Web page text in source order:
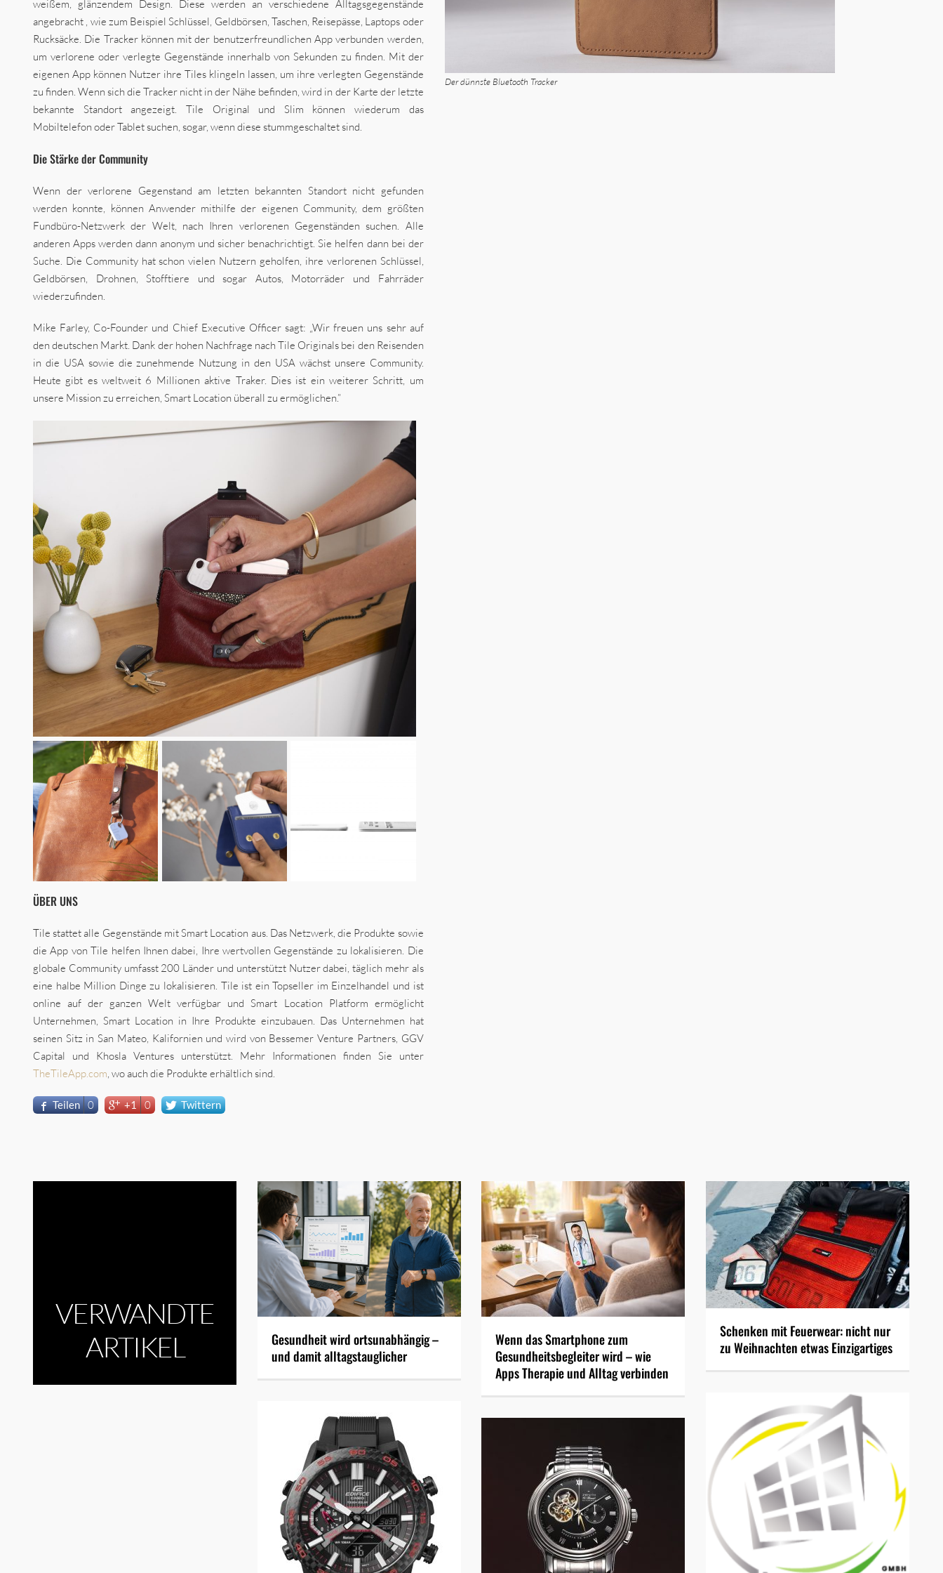
Der dünnste Bluetooth Tracker
weißem, glänzendem Design. Diese werden an verschiedene Alltagsgegenstände
angebracht , wie zum Beispiel Schlüssel, Geldbörsen, Taschen, Reisepässe, Laptops oder
Rucksäcke. Die Tracker können mit der benutzerfreundlichen App verbunden werden,
um verlorene oder verlegte Gegenstände innerhalb von Sekunden zu finden. Mit der
eigenen App können Nutzer ihre Tiles klingeln lassen, um ihre verlegten Gegenstände
zu finden. Wenn sich die Tracker nicht in der Nähe befinden, wird in der Karte der letzte
bekannte Standort angezeigt. Tile Original und Slim können wiederum das
Mobiltelefon oder Tablet suchen, sogar, wenn diese stummgeschaltet sind.
Die Stärke der Community
Wenn der verlorene Gegenstand am letzten bekannten Standort nicht gefunden
werden konnte, können Anwender mithilfe der eigenen Community, dem größten
Fundbüro-Netzwerk der Welt, nach Ihren verlorenen Gegenständen suchen. Alle
anderen Apps werden dann anonym und sicher benachrichtigt. Sie helfen dann bei der
Suche. Die Community hat schon vielen Nutzern geholfen, ihre verlorenen Schlüssel,
Geldbörsen, Drohnen, Stofftiere und sogar Autos, Motorräder und Fahrräder
wiederzufinden.
Mike Farley, Co-Founder und Chief Executive Officer sagt: „Wir freuen uns sehr auf
den deutschen Markt. Dank der hohen Nachfrage nach Tile Originals bei den Reisenden
in die USA sowie die zunehmende Nutzung in den USA wächst unsere Community.
Heute gibt es weltweit 6 Millionen aktive Traker. Dies ist ein weiterer Schritt, um
unsere Mission zu erreichen, Smart Location überall zu ermöglichen.”
ÜBER UNS
Tile stattet alle Gegenstände mit Smart Location aus. Das Netzwerk, die Produkte sowie
die App von Tile helfen Ihnen dabei, Ihre wertvollen Gegenstände zu lokalisieren. Die
globale Community umfasst 200 Länder und unterstützt Nutzer dabei, täglich mehr als
eine halbe Million Dinge zu lokalisieren. Tile ist ein Topseller im Einzelhandel und ist
online auf der ganzen Welt verfügbar und Smart Location Platform ermöglicht
Unternehmen, Smart Location in Ihre Produkte einzubauen. Das Unternehmen hat
seinen Sitz in San Mateo, Kalifornien und wird von Bessemer Venture Partners, GGV
Capital und Khosla Ventures unterstützt. Mehr Informationen finden Sie unter
TheTileApp.com, wo auch die Produkte erhältlich sind.
Teilen 0 +1 0 Twittern
VERWANDTE
ARTIKEL
Gesundheit wird ortsunabhängig –
und damit alltagstauglicher
Wenn das Smartphone zum
Gesundheitsbegleiter wird – wie
Apps Therapie und Alltag verbinden
Schenken mit Feuerwear: nicht nur
zu Weihnachten etwas Einzigartiges